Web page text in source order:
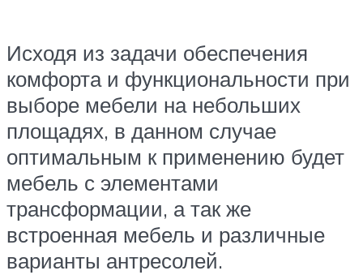
Исходя из задачи обеспечения
комфорта и функциональности при
выборе мебели на небольших
площадях, в данном случае
оптимальным к применению будет
мебель с элементами
трансформации, а так же
встроенная мебель и различные
варианты антресолей.